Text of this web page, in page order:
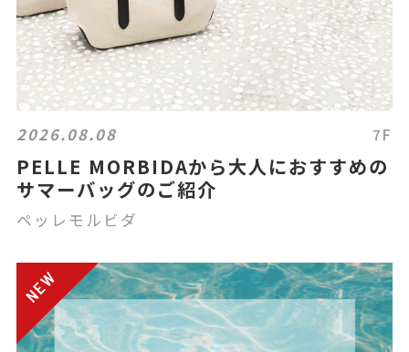
2026.08.08 7F
PELLE MORBIDAから大人におすすめの
サマーバッグのご紹介
ペッレモルビダ